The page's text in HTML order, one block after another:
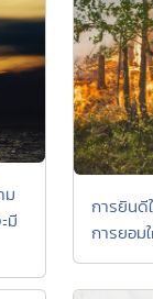
ม
มี
การยินดี
การยอม